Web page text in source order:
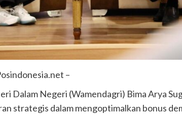
–
Dalam Negeri (Wamendagri) Bima Arya
strategis dalam mengoptimalkan bonus
terjatuh di truk lalu di sengat kabil optic
meninggal di tempat.
Juni 11, 2025